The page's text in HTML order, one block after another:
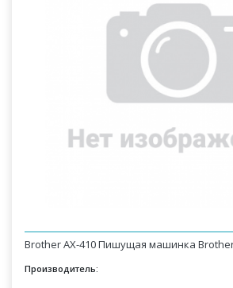
Brother AX-410 Пишущая машинка
Производитель: